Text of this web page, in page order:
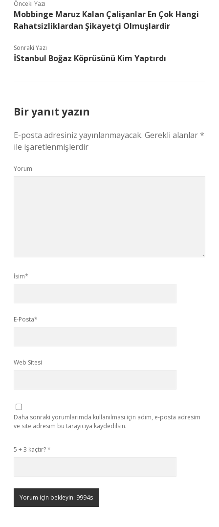
Önceki Yazı
Mobbinge Maruz Kalan Çalişanlar En Çok Hangi
Rahatsizliklardan Şikayetçi Olmuşlardir
Sonraki Yazı
İStanbul Boğaz Köprüsünü Kim Yaptırdı
Bir yanıt yazın
E-posta adresiniz yayınlanmayacak. Gerekli alanlar*
ile işaretlenmişlerdir
Yorum
İsim*
E-Posta*
Web Sitesi
Daha sonraki yorumlarımda kullanılması için adım, e-posta adresim
ve site adresim bu tarayıcıya kaydedilsin.
5 + 3 kaçtır?*